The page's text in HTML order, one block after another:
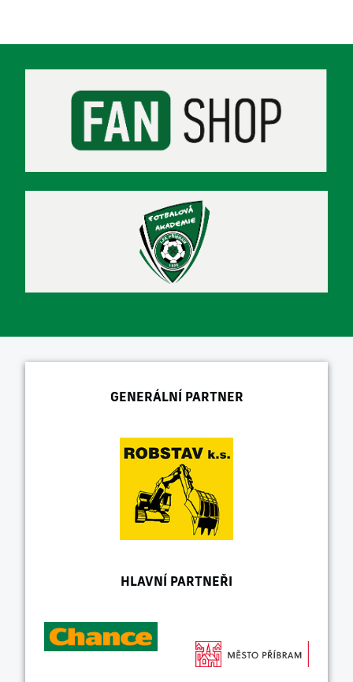
GENERÁLNÍ PARTNER
HLAVNÍ PARTNEŘI